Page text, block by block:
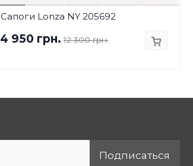
Сапоги Lonza NY 205692
4 950 грн. 12 300 грн.
Подписаться